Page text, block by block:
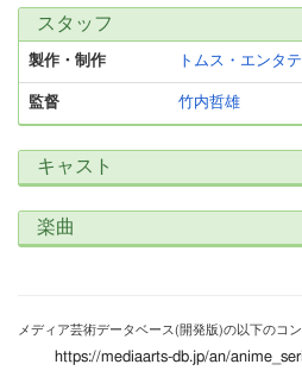
スタッフ
製作・制作 トムス・エンタ
監督 竹内哲雄
キャスト
楽曲
メディア芸術データベース(開発版)の以下のコ
https://mediaarts-db.jp/an/